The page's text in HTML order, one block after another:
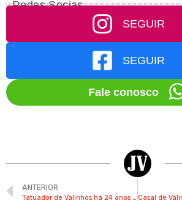
Redes Socias
SEGUIR
SEGUIR
Fale conosco
ANTERIOR